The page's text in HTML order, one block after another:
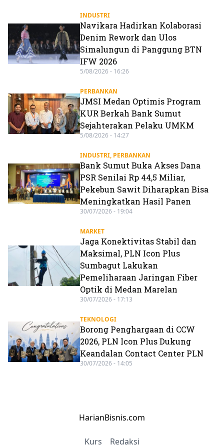
INDUSTRI
Navikara Hadirkan Kolaborasi
Denim Rework dan Ulos
Simalungun di Panggung BTN
IFW 2026
5/08/2026 - 16:26
PERBANKAN
JMSI Medan Optimis Program
KUR Berkah Bank Sumut
Sejahterakan Pelaku UMKM
5/08/2026 - 14:27
INDUSTRI, PERBANKAN
Bank Sumut Buka Akses Dana
PSR Senilai Rp 44,5 Miliar,
Pekebun Sawit Diharapkan Bisa
Meningkatkan Hasil Panen
30/07/2026 - 19:04
MARKET
Jaga Konektivitas Stabil dan
Maksimal, PLN Icon Plus
Sumbagut Lakukan
Pemeliharaan Jaringan Fiber
Optik di Medan Marelan
30/07/2026 - 17:13
TEKNOLOGI
Borong Penghargaan di CCW
2026, PLN Icon Plus Dukung
Keandalan Contact Center PLN
30/07/2026 - 14:05
HarianBisnis.com
Kurs Redaksi